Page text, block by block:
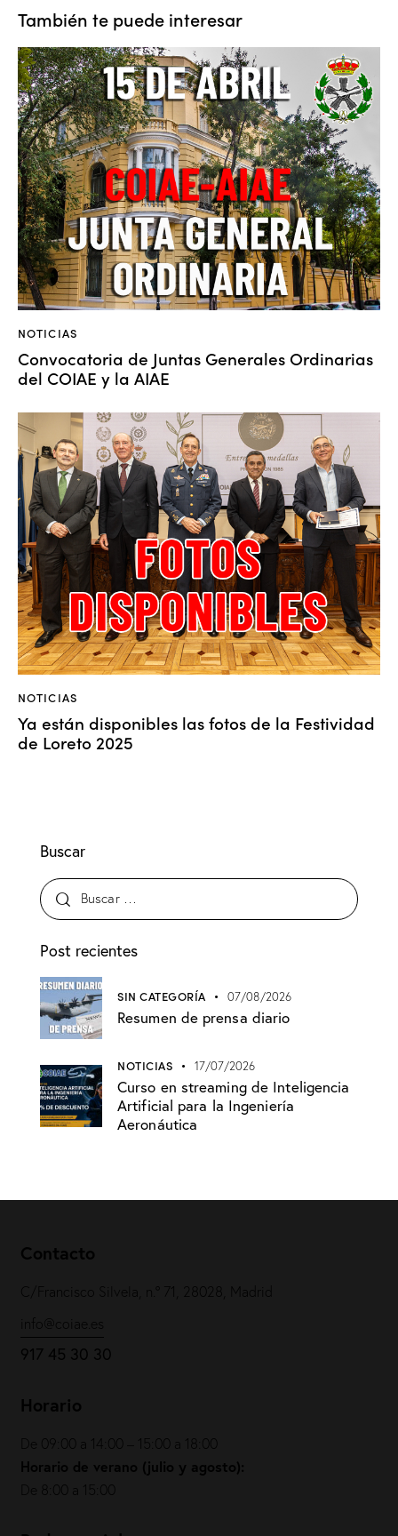
También te puede interesar
NOTICIAS
Convocatoria de Juntas Generales Ordinarias
del COIAE y la AIAE
NOTICIAS
Ya están disponibles las fotos de la Festividad
de Loreto 2025
Buscar
Post recientes
SIN CATEGORÍA 07/08/2026
Resumen de prensa diario
NOTICIAS 17/07/2026
Curso en streaming de Inteligencia
Artificial para la Ingeniería
Aeronáutica
Contacto
C/Francisco Silvela, n.º 71, 28028, Madrid
info@coiae.es
917 45 30 30
Horario
De 09:00 a 14:00 – 15:00 a 18:00
Horario de verano (julio y agosto):
De 8:00 a 15:00